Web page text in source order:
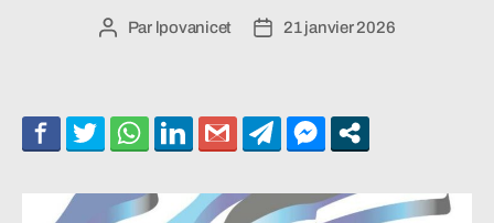
Auteur
Par lpovanicet
Date21 janvier 2026